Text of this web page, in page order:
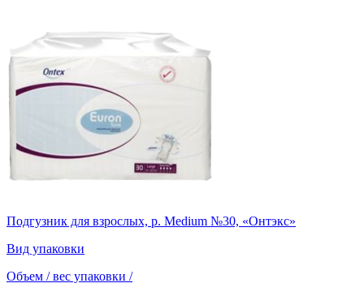
Подгузник для взрослых, р. Medium №30, «Онтэкс»
Вид упаковки
Объем / вес упаковки /